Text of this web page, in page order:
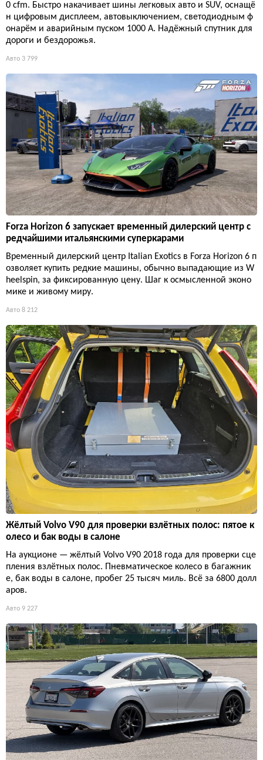
0 cfm. Быстро накачивает шины легковых авто и SUV, оснащё
н цифровым дисплеем, автовыключением, светодиодным ф
онарём и аварийным пуском 1000 А. Надёжный спутник для
дороги и бездорожья.
Авто 3 799
Forza Horizon 6 запускает временный дилерский центр с
редчайшими итальянскими суперкарами
Временный дилерский центр Italian Exotics в Forza Horizon 6 п
озволяет купить редкие машины, обычно выпадающие из W
heelspin, за фиксированную цену. Шаг к осмысленной эконо
мике и живому миру.
Авто 8 212
Жёлтый Volvo V90 для проверки взлётных полос: пятое к
олесо и бак воды в салоне
На аукционе — жёлтый Volvo V90 2018 года для проверки сце
пления взлётных полос. Пневматическое колесо в багажник
е, бак воды в салоне, пробег 25 тысяч миль. Всё за 6800 долл
аров.
Авто 9 227